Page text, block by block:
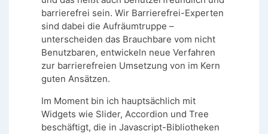
barrierefrei sein. Wir Barrierefrei-Experten
sind dabei die Aufräumtruppe –
unterscheiden das Brauchbare vom nicht
Benutzbaren, entwickeln neue Verfahren
zur barrierefreien Umsetzung von im Kern
guten Ansätzen.
Im Moment bin ich hauptsächlich mit
Widgets wie Slider, Accordion und Tree
beschäftigt, die in Javascript-Bibliotheken